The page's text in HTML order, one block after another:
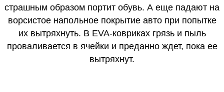
страшным образом портит обувь. А еще падают на
ворсистое напольное покрытие авто при попытке
их вытряхнуть. В EVA-ковриках грязь и пыль
проваливается в ячейки и преданно ждет, пока ее
вытряхнут.